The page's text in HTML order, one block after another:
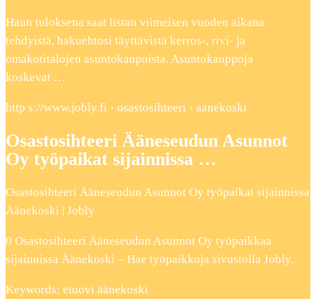
Haun tuloksena saat listan viimeisen vuoden aikana
tehdyistä, hakuehtosi täyttävistä kerros-, rivi- ja
omakotitalojen asuntokaupoista. Asuntokauppoja
koskevat …
http s://www.jobly.fi › osastosihteeri › aanekoski
Osastosihteeri Ääneseudun Asunnot
Oy työpaikat sijainnissa …
Osastosihteeri Ääneseudun Asunnot Oy työpaikat sijainnissa
Äänekoski | Jobly
0 Osastosihteeri Ääneseudun Asunnot Oy työpaikkaa
sijainnissa Äänekoski – Hae työpaikkoja sivustolla Jobly.
Keywords: etuovi äänekoski